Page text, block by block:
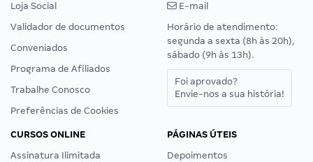
Loja Social
Validador de documentos
Conveniados
Programa de Afiliados
Trabalhe Conosco
Preferências de Cookies
E-mail
Horário de atendimento:
segunda a sexta (8h às 20h),
sábado (9h às 13h).
Foi aprovado?
Envie-nos a sua história!
CURSOS ONLINE
Assinatura Ilimitada
PÁGINAS ÚTEIS
Depoimentos